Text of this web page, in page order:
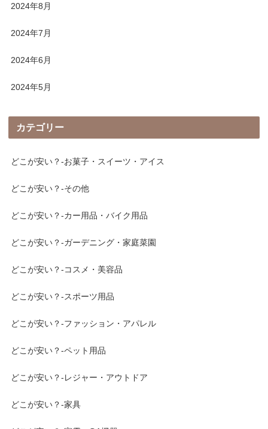
2024年8月
2024年7月
2024年6月
2024年5月
カテゴリー
どこが安い？-お菓子・スイーツ・アイス
どこが安い？-その他
どこが安い？-カー用品・バイク用品
どこが安い？-ガーデニング・家庭菜園
どこが安い？-コスメ・美容品
どこが安い？-スポーツ用品
どこが安い？-ファッション・アパレル
どこが安い？-ペット用品
どこが安い？-レジャー・アウトドア
どこが安い？-家具